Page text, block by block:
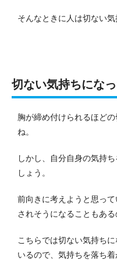
そんなときに人は切ない気
切ない気持ちにな
胸が締め付けられるほど
ね。
しかし、自分自身の気持
しょう。
前向きに考えようと思っ
されそうになることもある
こちらでは切ない気持ち
いるので、気持ちを落ち